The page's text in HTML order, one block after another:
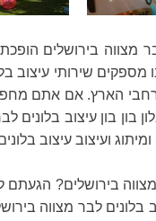
לבר מצווה בירושלים
מספקים שירותי עיצוב
הארץ. אם אתם
בון בון עיצוב
ועיצוב עיצוב
בירושלים? הגעתם